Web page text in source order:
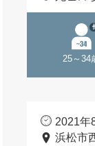
25～34
2021年
浜松市